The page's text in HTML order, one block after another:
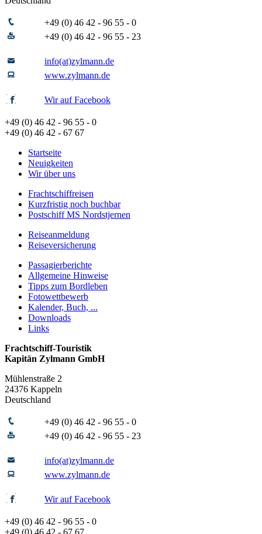
+49 (0) 46 42 - 96 55 - 0
+49 (0) 46 42 - 96 55 - 23
info(at)zylmann.de
www.zylmann.de
Wir auf Facebook
+49 (0) 46 42 - 96 55 - 0
+49 (0) 46 42 - 67 67
Startseite
Neuigkeiten
Wir über uns
Frachtschiffreisen
Kurzfristig noch buchbar
Postschiff MS Nordstjernen
Reiseanmeldung
Reiseversicherung
Passagierberichte
Allgemeine Hinweise
Tipps zum Bordleben
Fotowettbewerb
Kalender, Buch, ...
Downloads
Links
Frachtschiff-Touristik
Kapitän Zylmann GmbH
Mühlenstraße 2
24376 Kappeln
Deutschland
+49 (0) 46 42 - 96 55 - 0
+49 (0) 46 42 - 96 55 - 23
info(at)zylmann.de
www.zylmann.de
Wir auf Facebook
+49 (0) 46 42 - 96 55 - 0
+49 (0) 46 42 - 67 67